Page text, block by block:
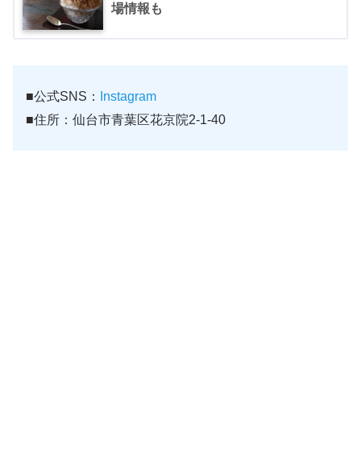
場情報も
■公式SNS：
Instagram
■住所：仙台市青葉区花京院2-1-40